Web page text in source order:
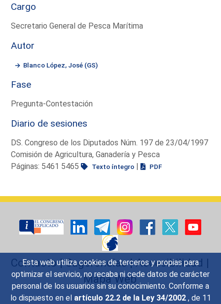
Esta web utiliza cookies de terceros y propias para
optimizar el servicio, no recaba ni cede datos de carácter
personal de los usuarios sin su conocimiento. Conforme a
lo dispuesto en el artículo 22.2 de la Ley 34/2002 , de 11
Cargo
Secretario General de Pesca Marítima
Autor
Blanco López, José (GS)
Fase
Pregunta-Contestación
Diario de sesiones
DS. Congreso de los Diputados Núm. 197 de 23/04/1997
Comisión de Agricultura, Ganadería y Pesca
Páginas: 5461 5465
Texto íntegro | PDF
Contacto|Sugerencias|Accesibilidad |
Mapa Web